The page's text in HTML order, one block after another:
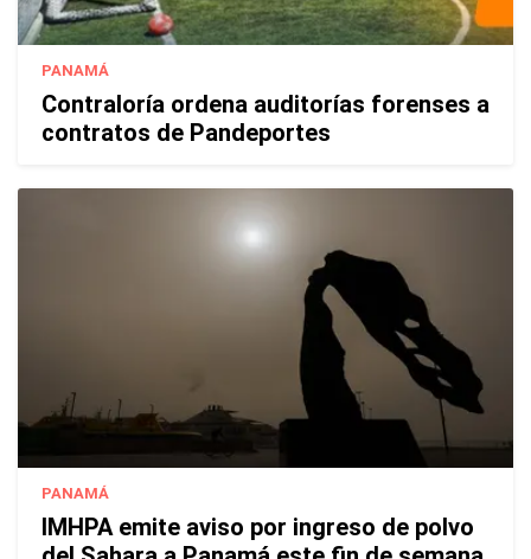
PANAMÁ
Contraloría ordena auditorías forenses a
contratos de Pandeportes
PANAMÁ
IMHPA emite aviso por ingreso de polvo